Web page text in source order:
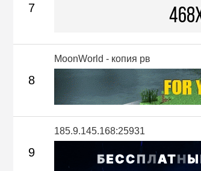
7
8
MoonWorld - копия рв
9
185.9.145.168:25931